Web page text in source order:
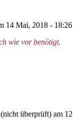
14 Mai, 2018 - 18:26
wie vor benötigt.
überprüft) am 12